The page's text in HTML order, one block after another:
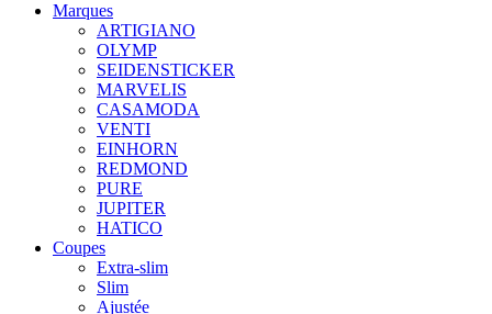
Marques
ARTIGIANO
OLYMP
SEIDENSTICKER
MARVELIS
CASAMODA
VENTI
EINHORN
REDMOND
PURE
JUPITER
HATICO
Coupes
Extra-slim
Slim
Ajustée